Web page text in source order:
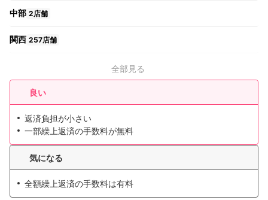
中部 2店舗
関西 257店舗
全部見る
良い
返済負担が小さい
一部繰上返済の手数料が無料
気になる
全額繰上返済の手数料は有料